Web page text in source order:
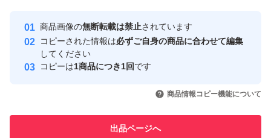
安心取引出品者
心・安全なユーザーです
取引実績
引を完了させた実績があります
での取引実績があります
商品画像の無断転載は禁止されています
コピーされた情報は必ずご自身の商品に合わせて編集
してください
コピーは1商品につき1回です
商品情報コピー機能について
出品ページへ